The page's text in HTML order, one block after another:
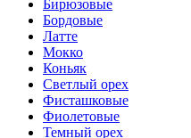
Бирюзовые
Бордовые
Латте
Мокко
Коньяк
Светлый орех
Фисташковые
Фиолетовые
Темный орех